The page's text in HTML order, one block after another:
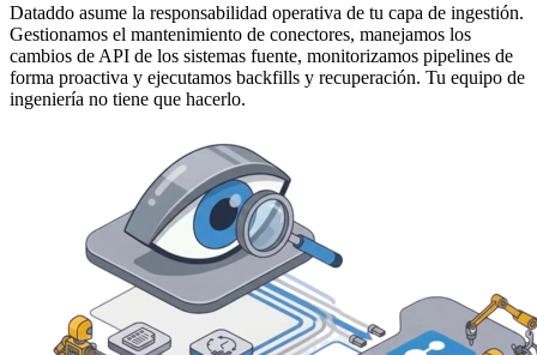
Dataddo asume la responsabilidad operativa de tu capa de ingestión.
Gestionamos el mantenimiento de conectores, manejamos los
cambios de API de los sistemas fuente, monitorizamos pipelines de
forma proactiva y ejecutamos backfills y recuperación. Tu equipo de
ingeniería no tiene que hacerlo.